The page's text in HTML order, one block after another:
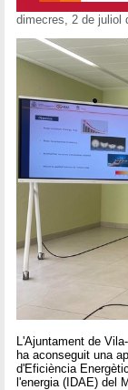
dimecres, 2 de juliol
L'Ajuntament de
ha aconseguit una
d'Eficiència
l'energia (IDAE) del